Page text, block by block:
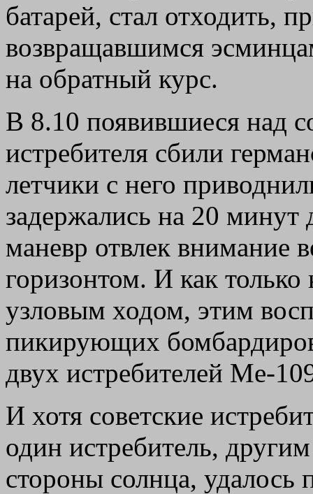
батарей, стал отходить,
возвращавшимся
на обратный курс.
В 8.10 появившиеся над
истребителя сбили
летчики с него
задержались на 20 минут
маневр отвлек внимание
горизонтом. И как
узловым ходом, этим
пикирующих
двух истребителей Me-
И хотя советские
один истребитель,
стороны солнца, удалось